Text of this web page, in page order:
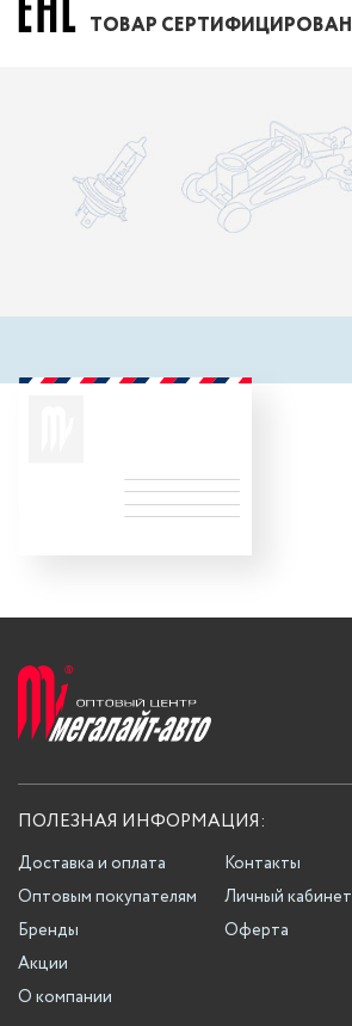
ТОВАР СЕРТИФИЦИРОВАН
ПОЛЕЗНАЯ ИНФОРМАЦИЯ:
Доставка и оплата
Оптовым покупателям
Бренды
Акции
О компании
Контакты
Личный кабинет
Оферта